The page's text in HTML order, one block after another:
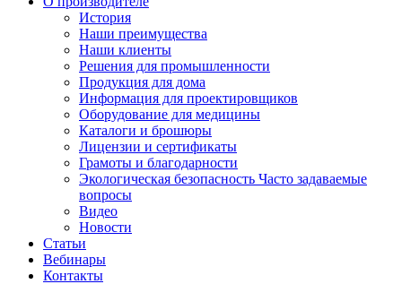
История
Наши преимущества
Наши клиенты
Решения для промышленности
Продукция для дома
Информация для проектировщиков
Оборудование для медицины
Каталоги и брошюры
Лицензии и сертификаты
Грамоты и благодарности
Экологическая безопасность Часто задаваемые
вопросы
Видео
Новости
Статьи
Вебинары
Контакты